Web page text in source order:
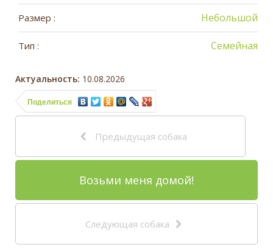
Размер : Небольшой
Тип : Семейная
Актуальность: 10.08.2026
Поделиться
Предыдущая собака
Возьми меня домой!
Следующая собака